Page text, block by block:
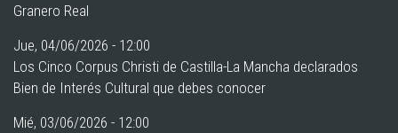
Granero Real
Jue, 04/06/2026 - 12:00
Los Cinco Corpus Christi de Castilla-La Mancha declarados
Bien de Interés Cultural que debes conocer
Mié, 03/06/2026 - 12:00